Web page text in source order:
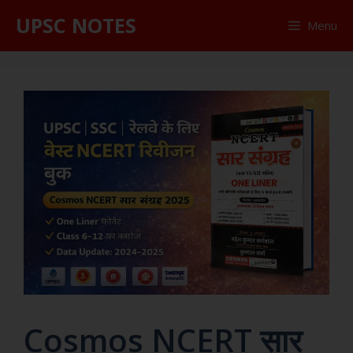
UPSC NOTES Menu
Cosmos NCERT सार